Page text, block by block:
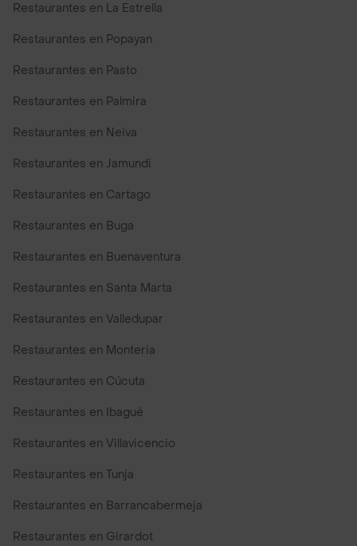
Restaurantes en La Estrella
Restaurantes en Popayan
Restaurantes en Pasto
Restaurantes en Palmira
Restaurantes en Neiva
Restaurantes en Jamundi
Restaurantes en Cartago
Restaurantes en Buga
Restaurantes en Buenaventura
Restaurantes en Santa Marta
Restaurantes en Valledupar
Restaurantes en Monteria
Restaurantes en Cúcuta
Restaurantes en Ibagué
Restaurantes en Villavicencio
Restaurantes en Tunja
Restaurantes en Barrancabermeja
Restaurantes en Girardot